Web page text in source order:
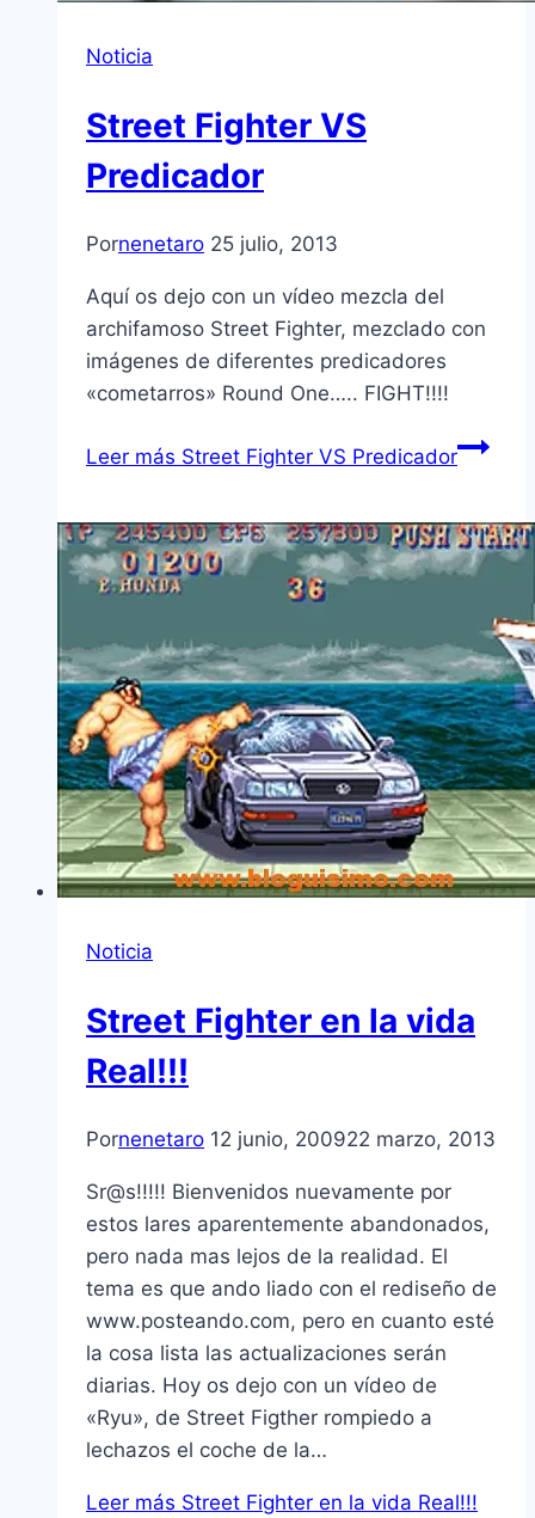
Noticia
Street Fighter VS
Predicador
Pornenetaro 25 julio, 2013
Aquí os dejo con un vídeo mezcla del
archifamoso Street Fighter, mezclado con
imágenes de diferentes predicadores
«cometarros» Round One….. FIGHT!!!!
Leer más Street Fighter VS Predicador
Noticia
Street Fighter en la vida
Real!!!
Pornenetaro 12 junio, 200922 marzo, 2013
Sr@s!!!!! Bienvenidos nuevamente por
estos lares aparentemente abandonados,
pero nada mas lejos de la realidad. El
tema es que ando liado con el rediseño de
www.posteando.com, pero en cuanto esté
la cosa lista las actualizaciones serán
diarias. Hoy os dejo con un ví­deo de
«Ryu», de Street Figther rompiedo a
lechazos el coche de la…
Leer más Street Fighter en la vida Real!!!